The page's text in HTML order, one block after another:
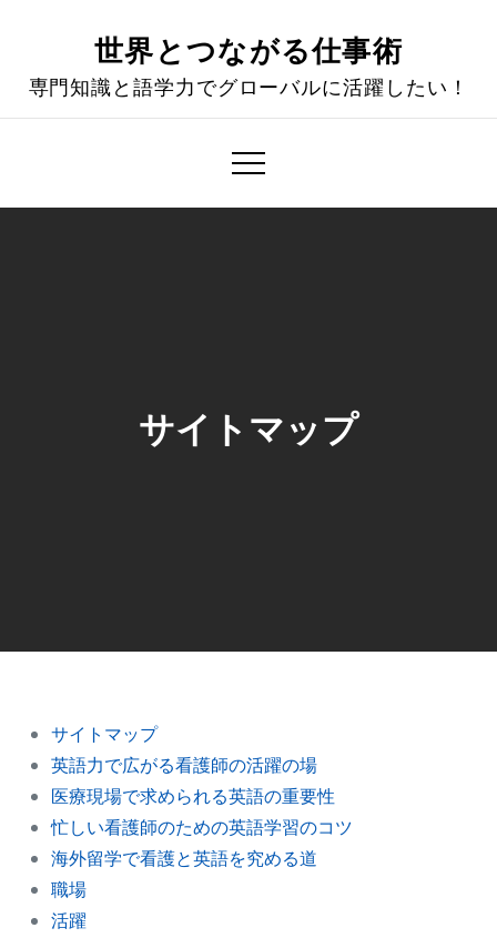
content
世界とつながる仕事術
専門知識と語学力でグローバルに活躍したい！
サイトマップ
サイトマップ
英語力で広がる看護師の活躍の場
医療現場で求められる英語の重要性
忙しい看護師のための英語学習のコツ
海外留学で看護と英語を究める道
職場
活躍